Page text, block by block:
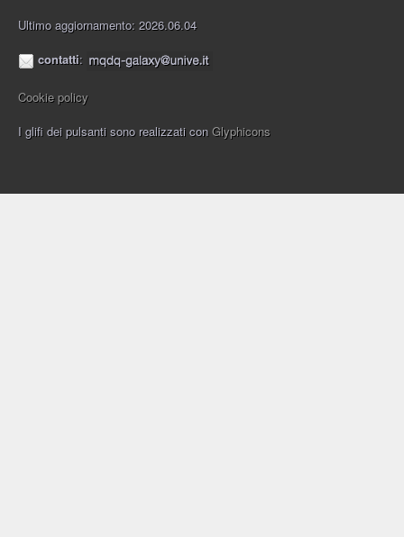
Ultimo aggiornamento: 2026.06.04
contatti:
Cookie policy
I glifi dei pulsanti sono realizzati con Glyphicons